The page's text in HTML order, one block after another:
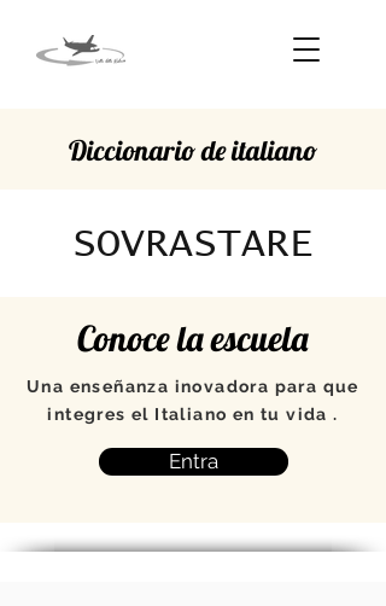
Diccionario de italiano
SOVRASTARE
Conoce la escuela
Una enseñanza inovadora para que
integres el Italiano en tu vida .
Entra